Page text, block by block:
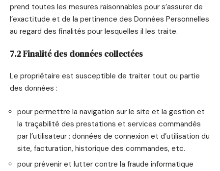
prend toutes les mesures raisonnables pour s’assurer de
l’exactitude et de la pertinence des Données Personnelles
au regard des finalités pour lesquelles il les traite.
7.2 Finalité des données collectées
Le propriétaire est susceptible de traiter tout ou partie
des données :
pour permettre la navigation sur le site et la gestion et
la traçabilité des prestations et services commandés
par l’utilisateur : données de connexion et d’utilisation du
site, facturation, historique des commandes, etc.
pour prévenir et lutter contre la fraude informatique